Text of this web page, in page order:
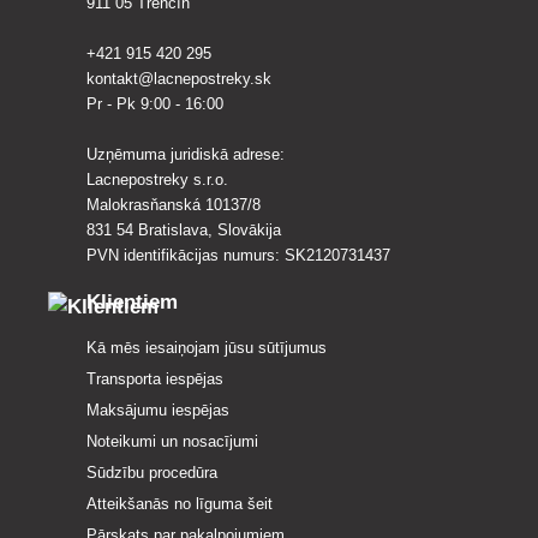
+421 915 420 295
kontakt@lacnepostreky.sk
Pr - Pk 9:00 - 16:00
Uzņēmuma juridiskā adrese:
Lacnepostreky s.r.o.
Malokrasňanská 10137/8
831 54 Bratislava, Slovākija
PVN identifikācijas numurs: SK2120731437
Klientiem
Kā mēs iesaiņojam jūsu sūtījumus
Transporta iespējas
Maksājumu iespējas
Noteikumi un nosacījumi
Sūdzību procedūra
Atteikšanās no līguma šeit